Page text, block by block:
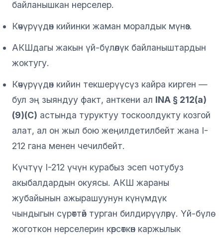
байланышкан нерселер.
Көчүрүүдөн кийинки жаман моралдык мүнөз.
АКШдагы жакын үй-бүлөлүк байланыштардын
жоктугу.
Көчүрүүдөн кийин текшерүүсүз кайра кирген —
бул эң зыяндуу факт, анткени ал INA § 212(a)
(9)(C) астында туруктуу тоскоолдукту козгой
алат, ал он жыл бою жеңилдетилбейт жана I-
212 гана менен чечилбейт.
Күчтүү I-212 үчүн курабыз эсеп чотубуз
акыбалдардын окуясы. АКШ жараны
жубайынын ажырашуунун күнүмдүк
чындыгын сүрөттөй турган билдирүүлөрү. Үй-бүлө
жоготкон нерселерин көрсөткөн каржылык